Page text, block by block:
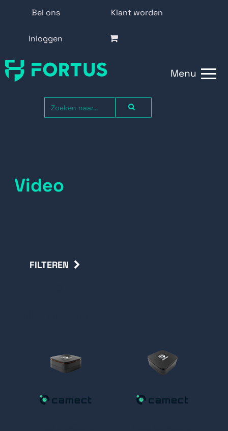
Bel ons Klant worden
Inloggen
Menu
Video
FILTEREN